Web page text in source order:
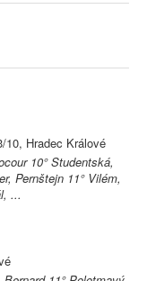
10, Hradec Králové
10° Studentská,
Pernštejn 11° Vilém,
...